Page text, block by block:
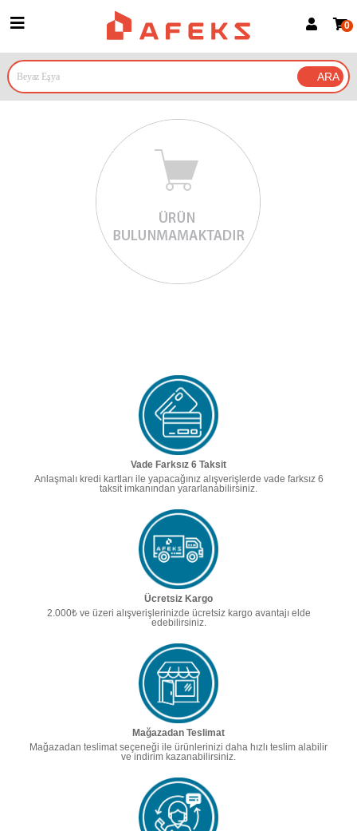
Google İle Bağlan
0
Vade Farksız 6 Taksit
Anlaşmalı kredi kartları ile yapacağınız alışverişlerde vade farksız 6
taksit imkanından yararlanabilirsiniz.
Ücretsiz Kargo
2.000₺ ve üzeri alışverişlerinizde ücretsiz kargo avantajı elde
edebilirsiniz.
Mağazadan Teslimat
Mağazadan teslimat seçeneği ile ürünlerinizi daha hızlı teslim alabilir
ve indirim kazanabilirsiniz.